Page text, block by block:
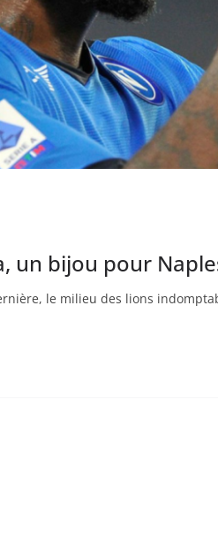
un bijou pour
le milieu des lions